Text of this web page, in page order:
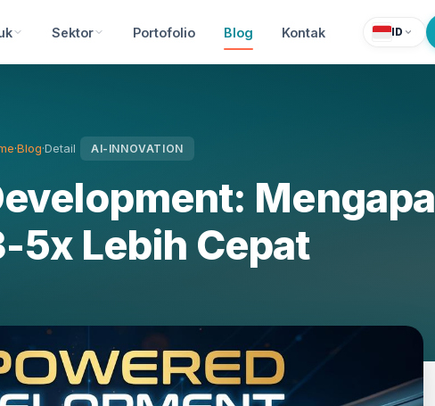
Sektor Portofolio Blog Kontak ID
·Blog·Detail AI-INNOVATION
Mengapa
5x Lebih Cepat